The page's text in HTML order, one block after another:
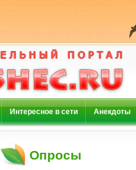
Интересное в сети Анекдоты
Опросы